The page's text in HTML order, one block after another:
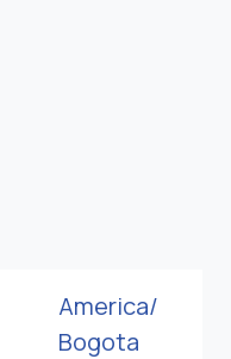
America/
Bogota